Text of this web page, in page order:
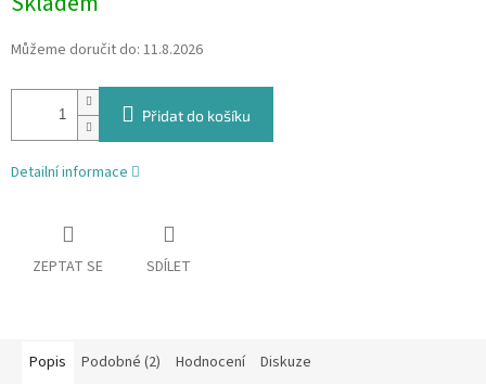
cena:
Můžeme doručit do: 11.8.2026
Přidat do košíku
Detailní informace
ZEPTAT SE SDÍLET
Popis Podobné (2) Hodnocení Diskuze